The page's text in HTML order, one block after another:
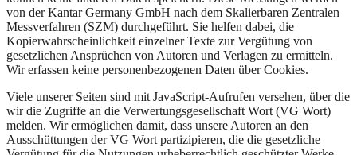
von der Kantar Germany GmbH nach dem Skalierbaren Zentralen
Messverfahren (SZM) durchgeführt. Sie helfen dabei, die
Kopierwahrscheinlichkeit einzelner Texte zur Vergütung von
gesetzlichen Ansprüchen von Autoren und Verlagen zu ermitteln.
Wir erfassen keine personenbezogenen Daten über Cookies.
Viele unserer Seiten sind mit JavaScript-Aufrufen versehen, über die
wir die Zugriffe an die Verwertungsgesellschaft Wort (VG Wort)
melden. Wir ermöglichen damit, dass unsere Autoren an den
Ausschüttungen der VG Wort partizipieren, die die gesetzliche